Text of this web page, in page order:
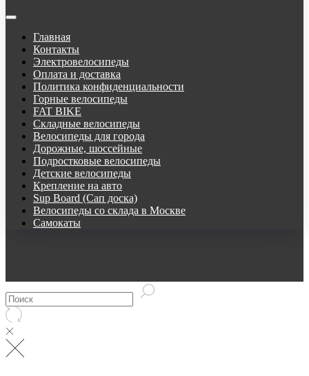
Главная
Контакты
Электровелосипеды
Оплата и доставка
Политика конфиденциальности
Горные велосипеды
FAT BIKE
Складные велосипеды
Велосипеды для города
Дорожные, шоссейные
Подростковые велосипеды
Детские велосипеды
Крепление на авто
Sup Board (Сап доска)
Велосипеды со склада в Москве
Самокаты